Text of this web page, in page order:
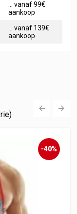
... vanaf 99€
aankoop
... vanaf 139€
aankoop
-40%